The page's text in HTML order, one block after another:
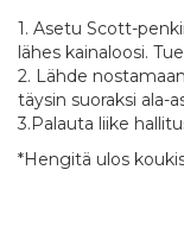
1. Asetu Scott-
lähes kainaloosi.
2. Lähde
täysin suoraksi ala-
3.Palauta liike
*Hengitä ulos